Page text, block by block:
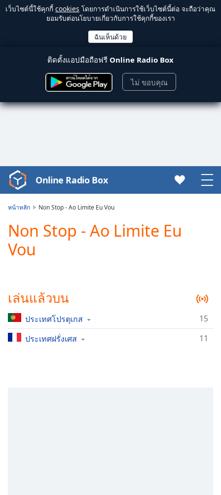
เว็บไซต์นี้ใช้คุกกี้ cookies โดยการดำเนินการใช้เว็บไซต์นี้ต่อ จะถือว่าคุณ
ยอมรับต่อนโยบายเกี่ยวกับการใช้คุกกี้ของเรา
ติดตั้งแอปมือถือฟรี Online Radio Box
ไม่ ขอบคุณ
Video
Player
Play
Video
Play
Mute
Current
Time
0:00
Duration-:-
Online Radio Box
หน้าหลัก Non Stop - Ao Limite Eu Vou
Non Stop - Ao Limite Eu
Vou
เล่นแล้วบน
ประเทศโปรตุเกส
15
ประเทศฝรั่งเศส
11